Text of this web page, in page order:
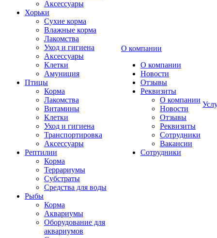
Аксессуары
Хорьки
Сухие корма
Влажные корма
Лакомства
Уход и гигиена
Аксессуары
Клетки
Амуниция
Птицы
Корма
Лакомства
Витамины
Клетки
Уход и гигиена
Транспортировка
Аксессуары
Рептилии
Корма
Террариумы
Субстраты
Средства для воды
Рыбы
Корма
Аквариумы
Оборудование для
аквариумов
О компании
О компании
Новости
Отзывы
Реквизиты
О компании
Новости
Отзывы
Реквизиты
Сотрудники
Вакансии
Сотрудники